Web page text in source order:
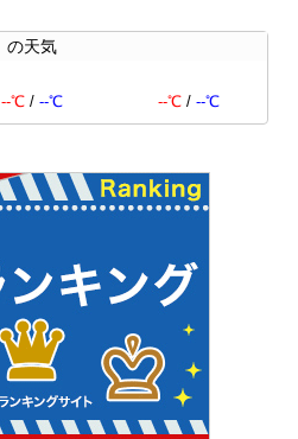
の天気
--℃/ --℃ --℃ /--℃